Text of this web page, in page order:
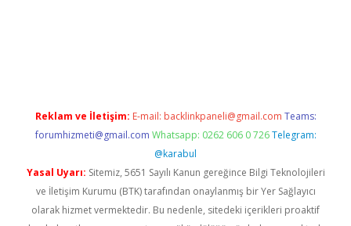
Reklam ve İletişim: E-mail: backlinkpaneli@gmail.com Teams:
forumhizmeti@gmail.com Whatsapp: 0262 606 0 726 Telegram:
@karabul
Yasal Uyarı: Sitemiz, 5651 Sayılı Kanun gereğince Bilgi Teknolojileri
ve İletişim Kurumu (BTK) tarafından onaylanmış bir Yer Sağlayıcı
olarak hizmet vermektedir. Bu nedenle, sitedeki içerikleri proaktif